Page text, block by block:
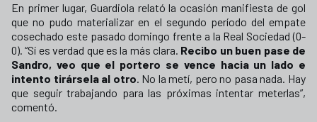
En primer lugar, Guardiola relató la ocasión manifiesta de gol
que no pudo materializar en el segundo período del empate
cosechado este pasado domingo frente a la Real Sociedad (0-
0). “Sí es verdad que es la más clara. Recibo un buen pase de
Sandro, veo que el portero se vence hacia un lado e
intento tirársela al otro. No la metí, pero no pasa nada. Hay
que seguir trabajando para las próximas intentar meterlas”,
comentó.